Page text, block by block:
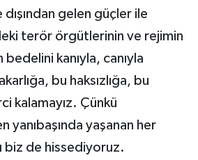
gelen güçler ile
terör örgütlerinin ve rejimin
bedelini kanıyla, canıyla
bu haksızlığa, bu
kalamayız. Çünkü
yanıbaşında yaşanan her
biz de hissediyoruz.